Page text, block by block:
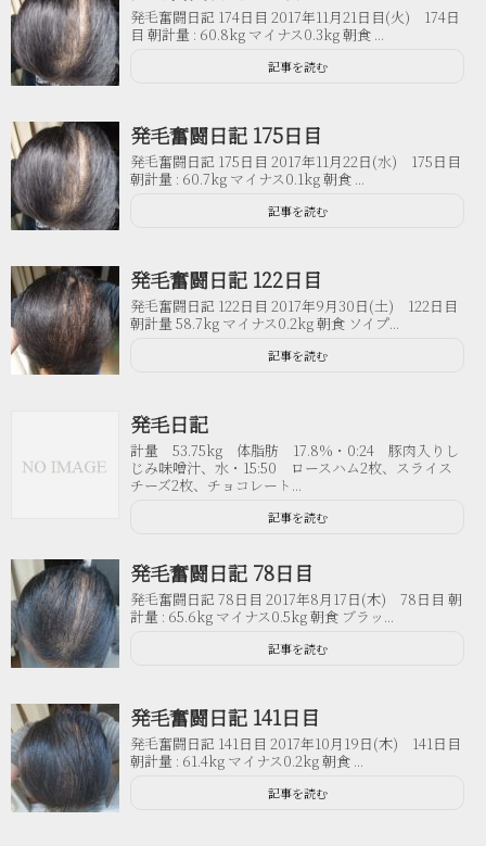
発毛奮闘日記 174日目 2017年11月21日目(火) 174日
目 朝計量 : 60.8kg マイナス0.3kg 朝食 ...
記事を読む
発毛奮闘日記 175日目
発毛奮闘日記 175日目 2017年11月22日(水) 175日目
朝計量 : 60.7kg マイナス0.1kg 朝食 ...
記事を読む
発毛奮闘日記 122日目
発毛奮闘日記 122日目 2017年9月30日(土) 122日目
朝計量 58.7kg マイナス0.2kg 朝食 ソイプ...
記事を読む
発毛日記
計量 53.75kg 体脂肪 17.8%・0:24 豚肉入りし
じみ味噌汁、水・15:50 ロースハム2枚、スライス
チーズ2枚、チョコレート...
記事を読む
発毛奮闘日記 78日目
発毛奮闘日記 78日目 2017年8月17日(木) 78日目 朝
計量 : 65.6kg マイナス0.5kg 朝食 ブラッ...
記事を読む
発毛奮闘日記 141日目
発毛奮闘日記 141日目 2017年10月19日(木) 141日目
朝計量 : 61.4kg マイナス0.2kg 朝食 ...
記事を読む